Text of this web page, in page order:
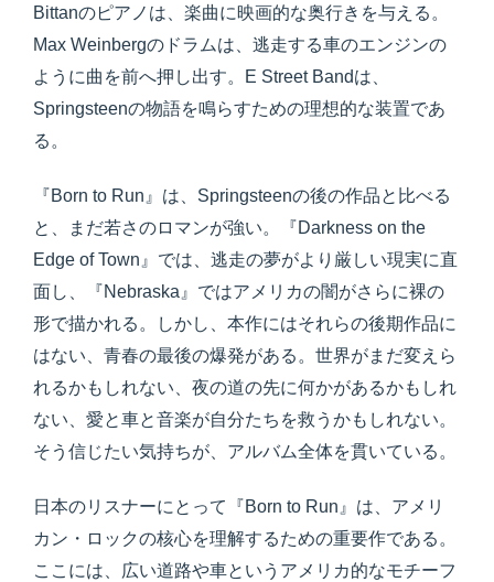
Bittanのピアノは、楽曲に映画的な奥行きを与える。
Max Weinbergのドラムは、逃走する車のエンジンの
ように曲を前へ押し出す。E Street Bandは、
Springsteenの物語を鳴らすための理想的な装置であ
る。
『Born to Run』は、Springsteenの後の作品と比べる
と、まだ若さのロマンが強い。『Darkness on the
Edge of Town』では、逃走の夢がより厳しい現実に直
面し、『Nebraska』ではアメリカの闇がさらに裸の
形で描かれる。しかし、本作にはそれらの後期作品に
はない、青春の最後の爆発がある。世界がまだ変えら
れるかもしれない、夜の道の先に何かがあるかもしれ
ない、愛と車と音楽が自分たちを救うかもしれない。
そう信じたい気持ちが、アルバム全体を貫いている。
日本のリスナーにとって『Born to Run』は、アメリ
カン・ロックの核心を理解するための重要作である。
ここには、広い道路や車というアメリカ的なモチーフ